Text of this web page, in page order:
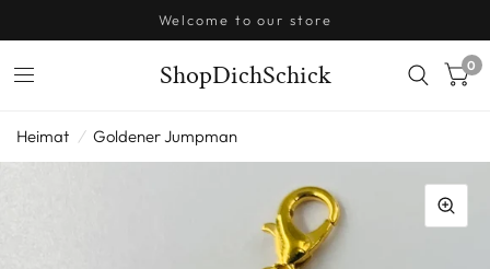
Welcome to our store
ShopDichSchick 0
Heimat / Goldener Jumpman